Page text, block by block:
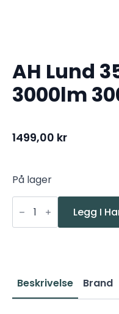
AH Lund
3000lm
1499,00 kr
På lager
AH
Lund
LED
antall
Legg I
Beskrivelse Brand